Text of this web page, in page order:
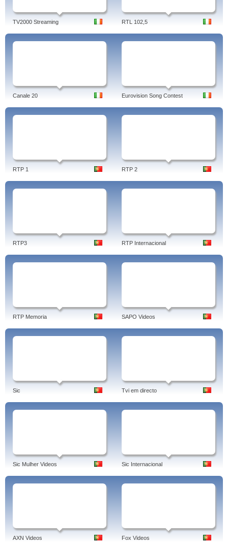
TV2000 Streaming RTL 102,5
Canale 20 Eurovision Song Contest
RTP 1 RTP 2
RTP3 RTP Internacional
RTP Memoria SAPO Videos
Sic Tvi em directo
Sic Mulher Videos Sic Internacional
AXN Videos Fox Videos